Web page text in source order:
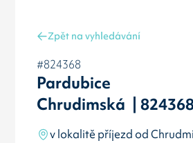
Zpět na vyhledávání
#824368
Pardubice
Chrudimská |
v lokalitě příjezd od